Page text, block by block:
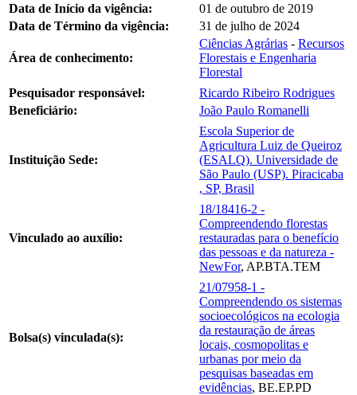
Data de Início da vigência:
01 de outubro de 2019
Data de Término da vigência:
31 de julho de 2024
Área de conhecimento:
Ciências Agrárias - Recursos
Florestais e Engenharia
Florestal
Pesquisador responsável:
Ricardo Ribeiro Rodrigues
Beneficiário:
João Paulo Romanelli
Instituição Sede:
Escola Superior de
Agricultura Luiz de Queiroz
(ESALQ). Universidade de
São Paulo (USP). Piracicaba
, SP, Brasil
Vinculado ao auxílio:
18/18416-2 -
Compreendendo florestas
restauradas para o benefício
das pessoas e da natureza -
NewFor, AP.BTA.TEM
Bolsa(s) vinculada(s):
21/07958-1 -
Compreendendo os sistemas
socioecológicos na ecologia
da restauração de áreas
locais, cosmopolitas e
urbanas por meio da
pesquisas baseadas em
evidências, BE.EP.PD